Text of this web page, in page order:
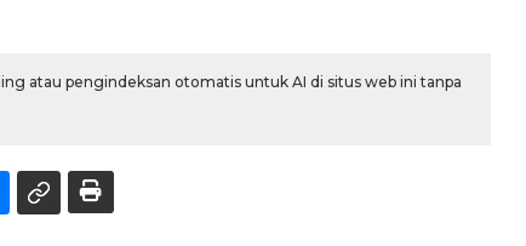
atau pengindeksan otomatis untuk AI di situs web ini tanpa